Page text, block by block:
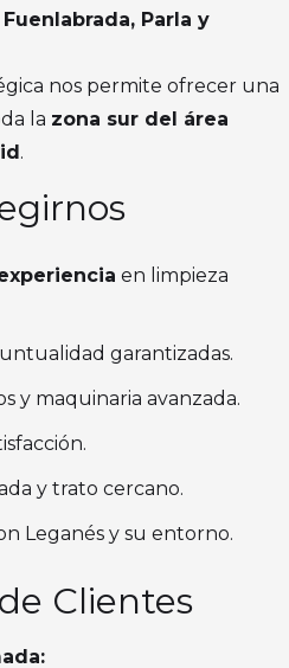
Parla y
nos permite ofrecer una
la zona sur del área
.
en limpieza
garantizadas.
y maquinaria avanzada.
y trato cercano.
Leganés y su entorno.
Clientes